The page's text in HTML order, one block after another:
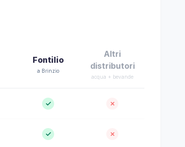
Fontilio
a Brinzio
Altri
distributori
acqua + bevande
✓ ✗
✓ ✗